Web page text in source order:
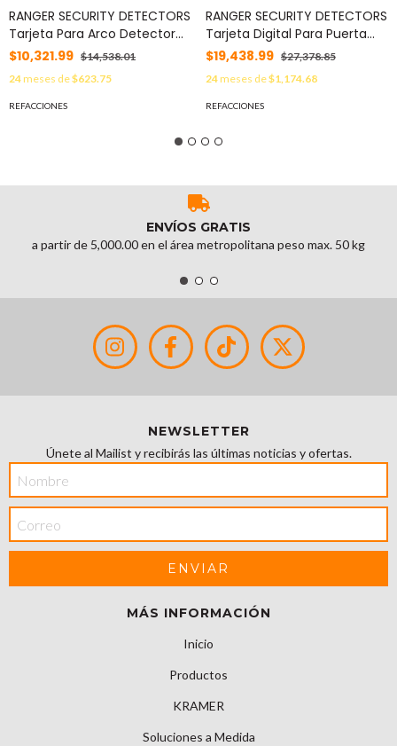
RANGER SECURITY DETECTORS
Tarjeta Para Arco Detector
de Metales INTELL26ZIR MOD:
$10,321.99 $14,538.01
24meses de$623.75
REFACCIONES
RANGER SECURITY DETECTORS
Tarjeta Digital Para Puerta
Detectora de Metales
218
$19,438.99 $27,378.85
24meses de$1,174.68
REFACCIONES
ENVÍOS GRATIS
a partir de 5,000.00 en el área metropolitana peso max. 50 kg
NEWSLETTER
Únete al Mailist y recibirás las últimas noticias y ofertas.
MÁS INFORMACIÓN
Inicio
Productos
KRAMER
Soluciones a Medida